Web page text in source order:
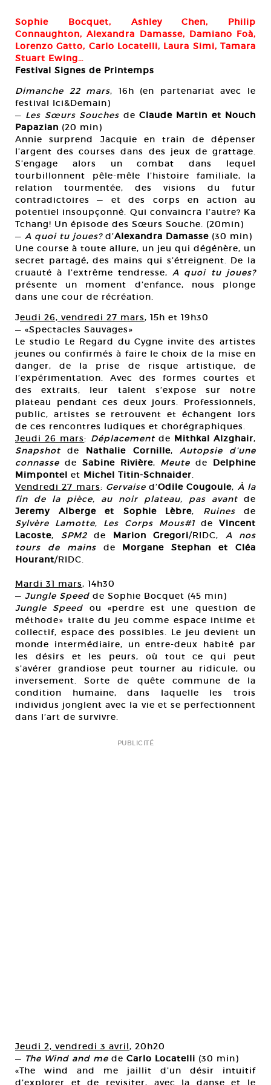
Sophie Bocquet, Ashley Chen, Philip
Connaughton, Alexandra Damasse, Damiano Foà,
Lorenzo Gatto, Carlo Locatelli, Laura Simi, Tamara
Stuart Ewing…
Festival Signes de Printemps
Dimanche 22 mars, 16h (en partenariat avec le
festival Ici&Demain)
— Les Sœurs Souches de Claude Martin et Nouch
Papazian (20 min)
Annie surprend Jacquie en train de dépenser
l’argent des courses dans des jeux de grattage.
S’engage alors un combat dans lequel
tourbillonnent pêle-mêle l’histoire familiale, la
relation tourmentée, des visions du futur
contradictoires — et des corps en action au
potentiel insoupçonné. Qui convaincra l’autre? Ka
Tchang! Un épisode des Sœurs Souche. (20min)
— A quoi tu joues?d’Alexandra Damasse (30 min)
Une course à toute allure, un jeu qui dégénère, un
secret partagé, des mains qui s’étreignent. De la
cruauté à l’extrême tendresse,A quoi tu joues?
présente un moment d’enfance, nous plonge
dans une cour de récréation.
Jeudi 26, vendredi 27 mars, 15h et 19h30
— «Spectacles Sauvages»
Le studio Le Regard du Cygne invite des artistes
jeunes ou confirmés à faire le choix de la mise en
danger, de la prise de risque artistique, de
l’expérimentation. Avec des formes courtes et
des extraits, leur talent s’expose sur notre
plateau pendant ces deux jours. Professionnels,
public, artistes se retrouvent et échangent lors
de ces rencontres ludiques et chorégraphiques.
Jeudi 26 mars: Déplacementde Mithkal Alzghair,
Snapshot de Nathalie Cornille, Autopsie d’une
connasse de Sabine Rivière, Meute de Delphine
Mimpontel et Michel Titin-Schnaider.
Vendredi 27 mars: Gervaised’Odile Cougoule, À la
fin de la pièce, au noir plateau, pas avant de
Jeremy Alberge et Sophie Lèbre, Ruinesde
Sylvère Lamotte, Les Corps Mous#1 de Vincent
Lacoste, SPM2de Marion Gregori/RIDC, A nos
tours de mains de Morgane Stephan et Cléa
Hourant/RIDC.
Mardi 31 mars, 14h30
— Jungle Speed de Sophie Bocquet (45 min)
Jungle Speed ou «perdre est une question de
méthode» traite du jeu comme espace intime et
collectif, espace des possibles. Le jeu devient un
monde intermédiaire, un entre-deux habité par
les désirs et les peurs, où tout ce qui peut
s’avérer grandiose peut tourner au ridicule, ou
inversement. Sorte de quête commune de la
condition humaine, dans laquelle les trois
individus jonglent avec la vie et se perfectionnent
dans l’art de survivre.
PUBLICITÉ
Jeudi 2, vendredi 3 avril, 20h20
— The Wind and me de Carlo Locatelli (30 min)
«The wind and me jaillit d’un désir intuitif
d’explorer et de revisiter, avec la danse et le